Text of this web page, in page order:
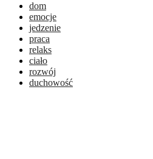
dom
emocje
jedzenie
praca
relaks
ciało
rozwój
duchowość